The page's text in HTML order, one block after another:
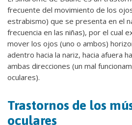
frecuente del movimiento de los
estrabismo) que se presenta en el
frecuencia en las niñas), por el cual
mover los ojos (uno o ambos)
adentro hacia la nariz, hacia afuera
ambas direcciones (un mal
oculares).
Trastornos de los
oculares